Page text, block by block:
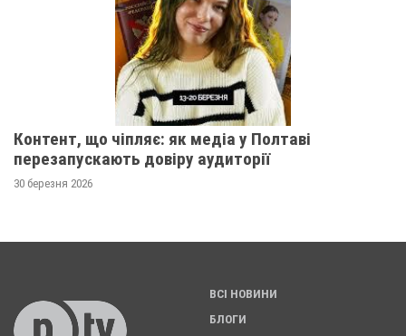
Контент, що чіпляє: як медіа у Полтаві
перезапускають довіру аудиторії
30 березня 2026
ВСІ НОВИНИ
БЛОГИ